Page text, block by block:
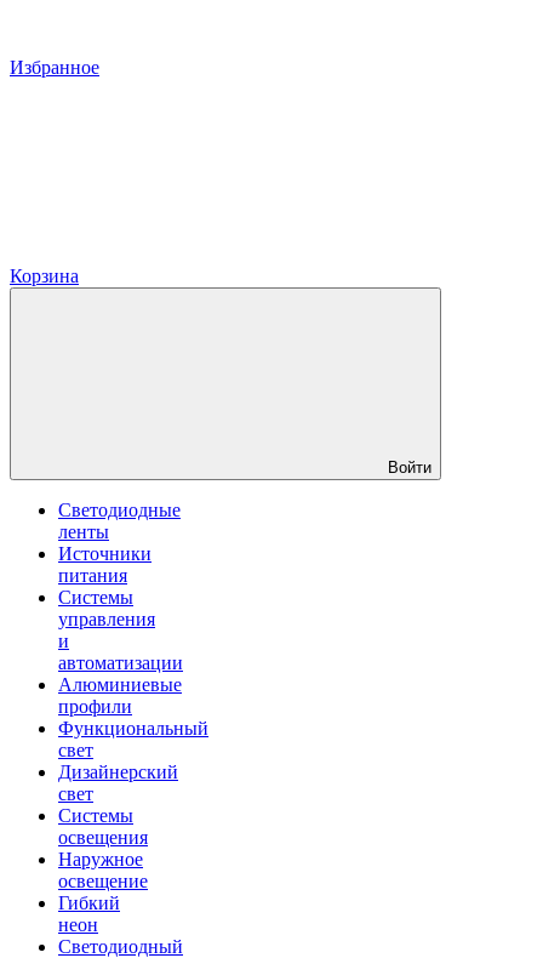
Избранное
Корзина
Войти
Светодиодные
ленты
Источники
питания
Системы
управления
и
автоматизации
Алюминиевые
профили
Функциональный
свет
Дизайнерский
свет
Системы
освещения
Наружное
освещение
Гибкий
неон
Светодиодный